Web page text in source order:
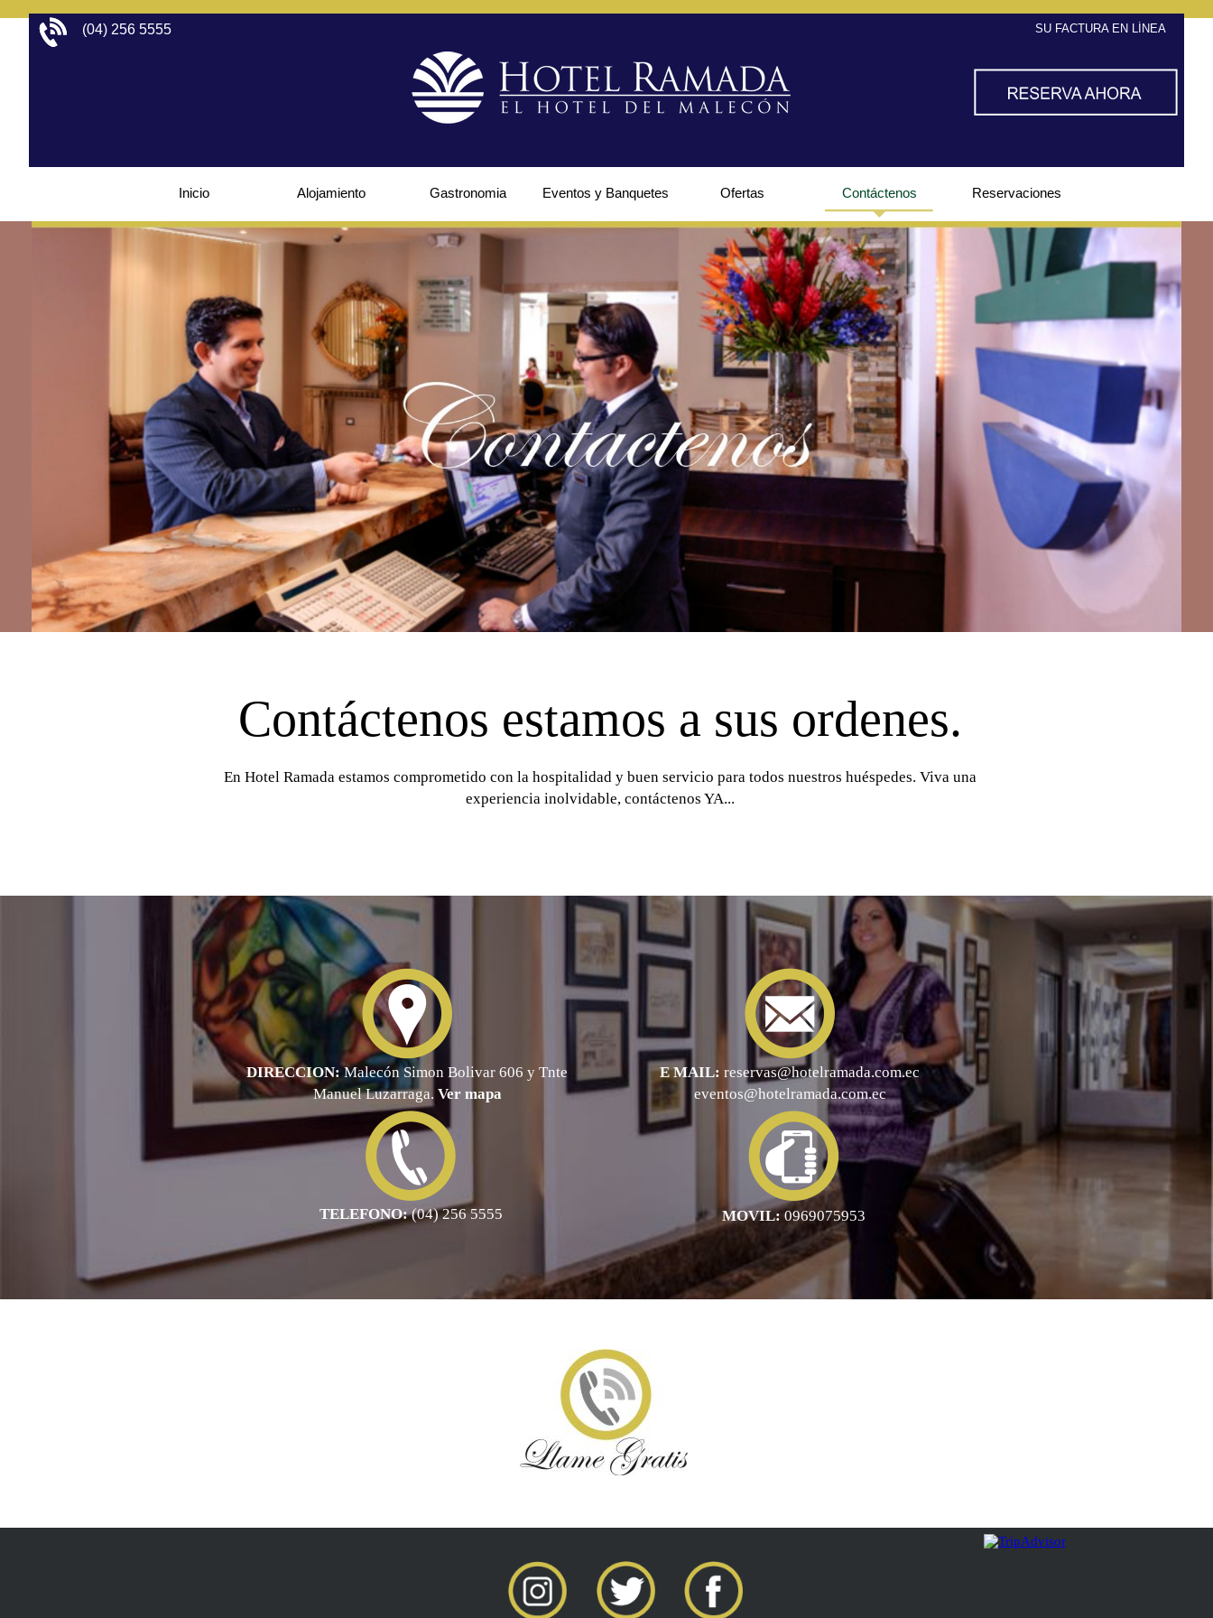
(04) 256 5555 SU FACTURA EN LÍNEA
Inicio Alojamiento Gastronomia Eventos y Banquetes Ofertas Contáctenos Reservaciones
Contáctenos estamos a sus ordenes.
En Hotel Ramada estamos comprometido con la hospitalidad y buen servicio para todos nuestros huéspedes. Viva una
experiencia inolvidable, contáctenos YA...
DIRECCION:Malecón Simon Bolivar 606 y Tnte
Manuel Luzarraga. Ver mapa
E MAIL: reservas@hotelramada.com.ec
eventos@hotelramada.com.ec
MOVIL: 0969075953
TELEFONO: (04) 256 5555